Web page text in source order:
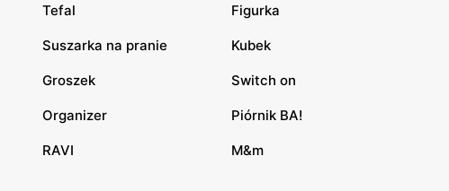
Tefal Figurka
Suszarka na pranie Kubek
Groszek Switch on
Organizer Piórnik BA!
RAVI M&m